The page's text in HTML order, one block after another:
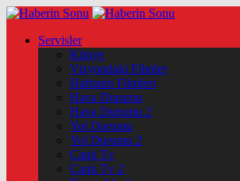
Servisler
Künye
Vizyondaki Filmler
Haftanin Filmleri
Hava Durumu
Hava Durumu 2
Yol Durumu
Yol Durumu 2
Canlı Tv
Canlı Tv 2